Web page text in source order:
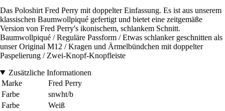
Das Poloshirt Fred Perry mit doppelter Einfassung. Es ist aus unserem
klassischen Baumwollpiqué gefertigt und bietet eine zeitgemäße
Version von Fred Perry's ikonischem, schlankem Schnitt.
Baumwollpiqué / Reguläre Passform / Etwas schlanker geschnitten als
unser Original M12 / Kragen und Ärmelbündchen mit doppelter
Paspelierung / Zwei-Knopf-Knopfleiste
Zusätzliche Informationen
Marke
Fred Perry
Farbe
snwht/b
Farbe
Weiß